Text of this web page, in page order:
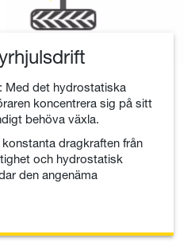
Med det hydrostatiska
koncentrera sig på sitt
behöva växla.
dragkraften från
och hydrostatisk
den angenäma